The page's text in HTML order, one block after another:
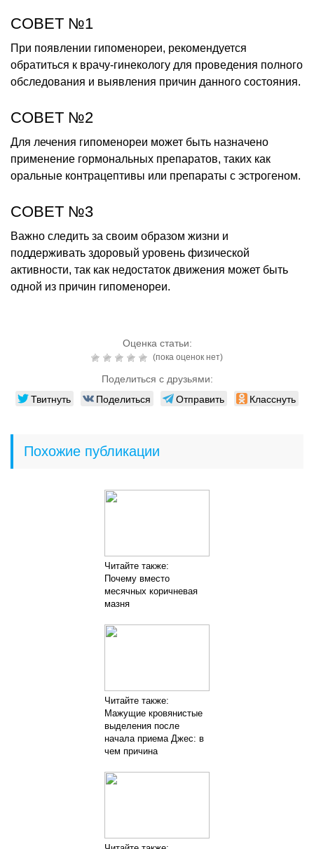
СОВЕТ №1
При появлении гипоменореи, рекомендуется
обратиться к врачу-гинекологу для проведения полного
обследования и выявления причин данного состояния.
СОВЕТ №2
Для лечения гипоменореи может быть назначено
применение гормональных препаратов, таких как
оральные контрацептивы или препараты с эстрогеном.
СОВЕТ №3
Важно следить за своим образом жизни и
поддерживать здоровый уровень физической
активности, так как недостаток движения может быть
одной из причин гипоменореи.
Оценка статьи:
(пока оценок нет)
Поделиться с друзьями:
Твитнуть Поделиться Отправить Класснуть
Похожие публикации
Читайте также:
Почему вместо
месячных коричневая
мазня
Читайте также:
Мажущие кровянистые
выделения после
начала приема Джес: в
чем причина